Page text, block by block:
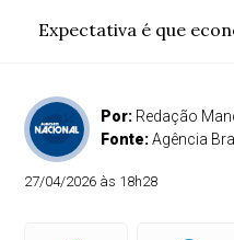
Expectativa é que
Por: Redação
Fonte:Agência
27/04/2026 às 18h28